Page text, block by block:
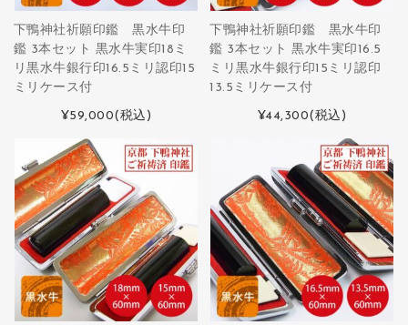
下鴨神社祈願印鑑 黒水牛印
鑑 3本セット 黒水牛実印18ミ
リ黒水牛銀行印16.5ミリ認印15
ミリケース付
¥59,000(税込)
下鴨神社祈願印鑑 黒水牛印
鑑 3本セット 黒水牛実印16.5
ミリ黒水牛銀行印15ミリ認印
13.5ミリケース付
¥44,300(税込)